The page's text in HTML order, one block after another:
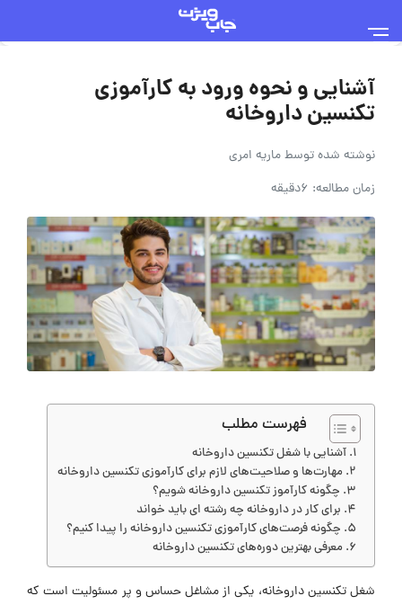
آشنایی و نحوه ورود به کارآموزی
تکنسین داروخانه
نوشته شده توسطماریه امری
زمان مطالعه: 6دقیقه
فهرست مطلب
آشنایی با شغل تکنسین داروخانه
مهارت‌ها و صلاحیت‌های لازم برای کارآموزی تکنسین داروخانه
چگونه کارآموز تکنسین داروخانه شویم؟
برای کار در داروخانه چه رشته ای باید خواند
چگونه فرصت‌های کارآموزی تکنسین داروخانه را پیدا کنیم؟
معرفی بهترین دوره‌های تکنسین داروخانه
شغل تکنسین داروخانه، یکی از مشاغل حساس و پر‌ مسئولیت است که